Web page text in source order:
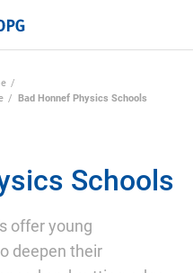
Bad Honnef Physics Schools
Schools
offer young
deepen their